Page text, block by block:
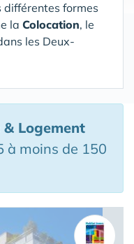
formes
la Colocation, le
les Deux-
& Logement
à moins de 150